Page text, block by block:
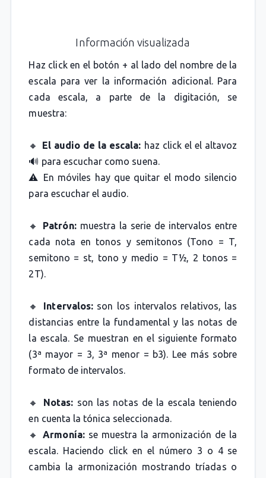
Información visualizada
Haz click en el botón + al lado del nombre de la
escala para ver la información adicional. Para
cada escala, a parte de la digitación, se
muestra:
🔸 El audio de la escala: haz click el el altavoz
🔊 para escuchar como suena.
⚠️ En móviles hay que quitar el modo silencio
para escuchar el audio.
🔸 Patrón:muestra la serie de intervalos entre
cada nota en tonos y semitonos (Tono = T,
semitono = st, tono y medio = T½, 2 tonos =
2T).
🔸 Intervalos:son los intervalos relativos, las
distancias entre la fundamental y las notas de
la escala. Se muestran en el siguiente formato
(3ª mayor = 3, 3ª menor = b3). Lee más sobre
formato de intervalos.
🔸 Notas: son las notas de la escala teniendo
en cuenta la tónica seleccionada.
🔸Armonía:se muestra la armonización de la
escala. Haciendo click en el número 3 o 4 se
cambia la armonización mostrando tríadas o